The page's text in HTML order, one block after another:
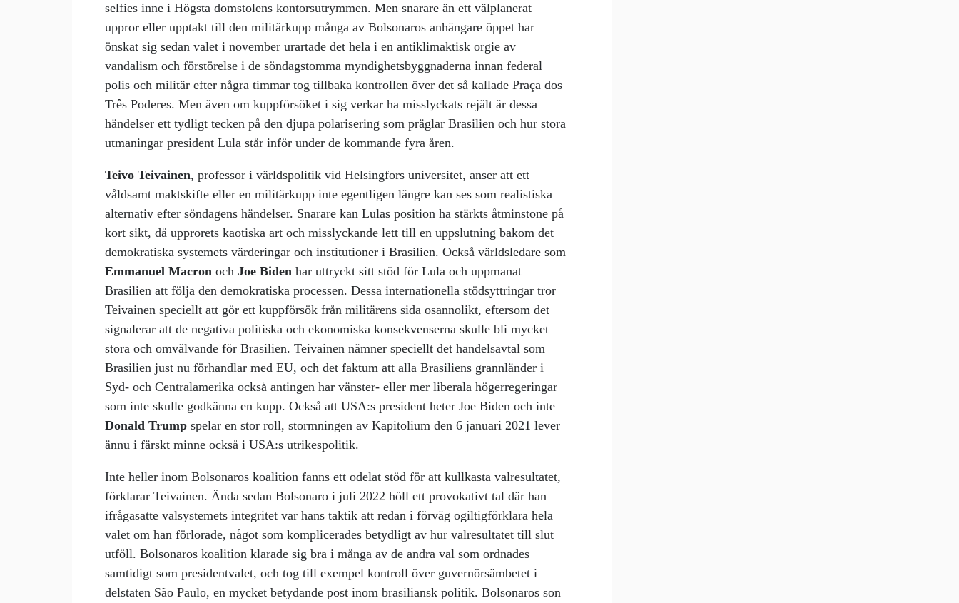
selfies inne i Högsta domstolens kontorsutrymmen. Men snarare än ett välplanerat
uppror eller upptakt till den militärkupp många av Bolsonaros anhängare öppet har
önskat sig sedan valet i november urartade det hela i en antiklimaktisk orgie av
vandalism och förstörelse i de söndagstomma myndighetsbyggnaderna innan federal
polis och militär efter några timmar tog tillbaka kontrollen över det så kallade Praça dos
Três Poderes. Men även om kuppförsöket i sig verkar ha misslyckats rejält är dessa
händelser ett tydligt tecken på den djupa polarisering som präglar Brasilien och hur stora
utmaningar president Lula står inför under de kommande fyra åren.
Teivo Teivainen, professor i världspolitik vid Helsingfors universitet, anser att ett
våldsamt maktskifte eller en militärkupp inte egentligen längre kan ses som realistiska
alternativ efter söndagens händelser. Snarare kan Lulas position ha stärkts åtminstone på
kort sikt, då upprorets kaotiska art och misslyckande lett till en uppslutning bakom det
demokratiska systemets värderingar och institutioner i Brasilien. Också världsledare som
Emmanuel Macron ochJoe Biden har uttryckt sitt stöd för Lula och uppmanat
Brasilien att följa den demokratiska processen. Dessa internationella stödsyttringar tror
Teivainen speciellt att gör ett kuppförsök från militärens sida osannolikt, eftersom det
signalerar att de negativa politiska och ekonomiska konsekvenserna skulle bli mycket
stora och omvälvande för Brasilien. Teivainen nämner speciellt det handelsavtal som
Brasilien just nu förhandlar med EU, och det faktum att alla Brasiliens grannländer i
Syd- och Centralamerika också antingen har vänster- eller mer liberala högerregeringar
som inte skulle godkänna en kupp. Också att USA:s president heter Joe Biden och inte
Donald Trump spelar en stor roll, stormningen av Kapitolium den 6 januari 2021 lever
ännu i färskt minne också i USA:s utrikespolitik.
Inte heller inom Bolsonaros koalition fanns ett odelat stöd för att kullkasta valresultatet,
förklarar Teivainen. Ända sedan Bolsonaro i juli 2022 höll ett provokativt tal där han
ifrågasatte valsystemets integritet var hans taktik att redan i förväg ogiltigförklara hela
valet om han förlorade, något som komplicerades betydligt av hur valresultatet till slut
utföll. Bolsonaros koalition klarade sig bra i många av de andra val som ordnades
samtidigt som presidentvalet, och tog till exempel kontrollöver guvernörsämbetet i
delstaten São Paulo, en mycket betydande post inom brasiliansk politik. Bolsonaros son